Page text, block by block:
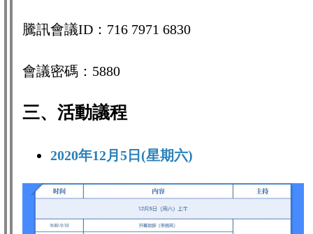
騰訊會議ID：716 7971 6830
會議密碼：5880
三、活動議程
2020年12月5日(星期六)